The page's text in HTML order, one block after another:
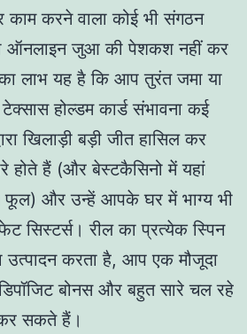
काम करने वाला कोई भी संगठन
ऑनलाइन जुआ की पेशकश नहीं कर
लाभ यह है कि आप तुरंत जमा या
होल्डम कार्ड संभावना कई
खिलाड़ी बड़ी जीत हासिल कर
होते हैं (और बेस्टकैसिनो में यहां
फूल) और उन्हें आपके घर में भाग्य भी
सिस्टर्स। रील का प्रत्येक स्पिन
उत्पादन करता है, आप एक मौजूदा
बोनस और बहुत सारे चल रहे
कर सकते हैं।